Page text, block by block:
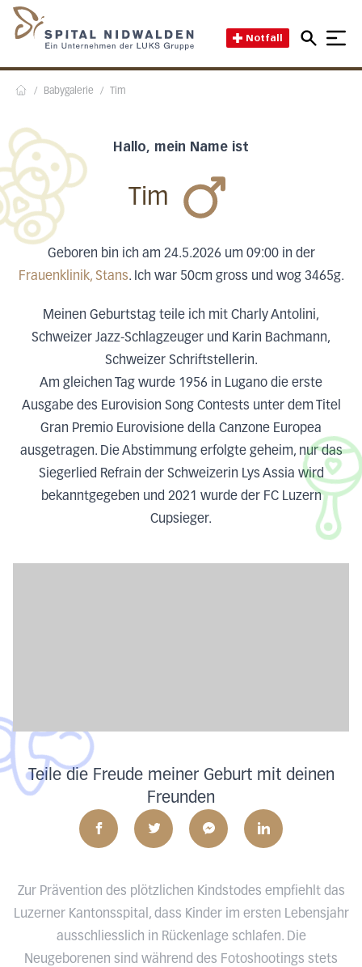
Notfall
/ Babygalerie / Tim
Hallo, mein Name ist
Tim
Geboren bin ich am 24.5.2026 um 09:00 in der
Frauenklinik, Stans. Ich war 50cm gross und wog 3465g.
Meinen Geburtstag teile ich mit Charly Antolini,
Schweizer Jazz-Schlagzeuger und Karin Bachmann,
Schweizer Schriftstellerin.
Am gleichen Tag wurde 1956 in Lugano die erste
Ausgabe des Eurovision Song Contests unter dem Titel
Gran Premio Eurovisione della Canzone Europea
ausgetragen. Die Abstimmung erfolgte geheim, nur das
Siegerlied Refrain der Schweizerin Lys Assia wird
bekanntgegeben und 2021 wurde der FC Luzern
Cupsieger.
Teile die Freude meiner Geburt mit deinen
Freunden
Zur Prävention des plötzlichen Kindstodes empfiehlt das
Luzerner Kantonsspital, dass Kinder im ersten Lebensjahr
ausschliesslich in Rückenlage schlafen. Die
Neugeborenen sind während des Fotoshootings stets